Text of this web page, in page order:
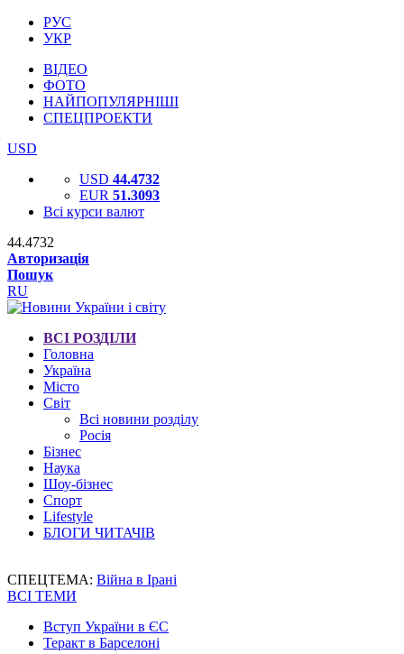
РУС
УКР
ВІДЕО
ФОТО
НАЙПОПУЛЯРНІШІ
СПЕЦПРОЕКТИ
USD
USD 44.4732
EUR 51.3093
Всі курси валют
44.4732
Авторизація
Пошук
RU
ВСІ РОЗДІЛИ
Головна
Україна
Місто
Світ
Всі новини розділу
Росія
Бізнес
Наука
Шоу-бізнес
Спорт
Lifestyle
БЛОГИ ЧИТАЧІВ
СПЕЦТЕМА: Війна в Ірані
ВСІ ТЕМИ
Вступ України в ЄС
Теракт в Барселоні